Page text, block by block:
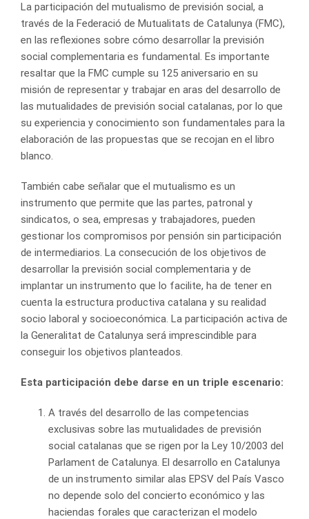
La participación del mutualismo de previsión social, a
través de la Federació de Mutualitats de Catalunya (FMC),
en las reflexiones sobre cómo desarrollar la previsión
social complementaria es fundamental. Es importante
resaltar que la FMC cumple su 125 aniversario en su
misión de representar y trabajar en aras del desarrollo de
las mutualidades de previsión social catalanas, por lo que
su experiencia y conocimiento son fundamentales para la
elaboración de las propuestas que se recojan en el libro
blanco.
También cabe señalar que el mutualismo es un
instrumento que permite que las partes, patronal y
sindicatos, o sea, empresas y trabajadores, pueden
gestionar los compromisos por pensión sin participación
de intermediarios. La consecución de los objetivos de
desarrollar la previsión social complementaria y de
implantar un instrumento que lo facilite, ha de tener en
cuenta la estructura productiva catalana y su realidad
socio laboral y socioeconómica. La participación activa de
la Generalitat de Catalunya será imprescindible para
conseguir los objetivos planteados.
Esta participación debe darse en un triple escenario:
A través del desarrollo de las competencias
exclusivas sobre las mutualidades de previsión
social catalanas que se rigen por la Ley 10/2003 del
Parlament de Catalunya. El desarrollo en Catalunya
de un instrumento similar alas EPSV del País Vasco
no depende solo del concierto económico y las
haciendas forales que caracterizan el modelo